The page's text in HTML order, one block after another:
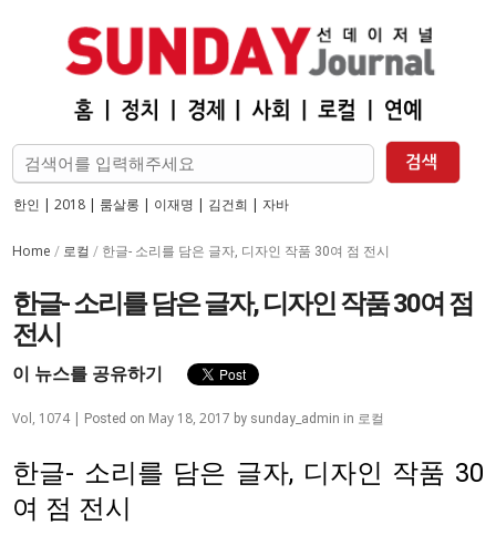
한인 | 2018| 룸살롱 | 이재명 | 김건희 | 자바
Home / 로컬 / 한글- 소리를 담은 글자, 디자인 작품 30여 점 전시
한글- 소리를 담은 글자, 디자인 작품 30여 점
전시
이 뉴스를 공유하기
Vol, 1074 | Posted on May 18, 2017 by sunday_admin in 로컬
한글- 소리를 담은 글자, 디자인 작품 30
여 점 전시